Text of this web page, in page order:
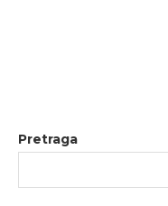
Pretraga